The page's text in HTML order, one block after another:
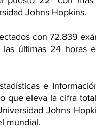
Johns Hopkins.
con 72.839
las últimas 24 horas
e
que eleva la cifra
Johns
mundial.